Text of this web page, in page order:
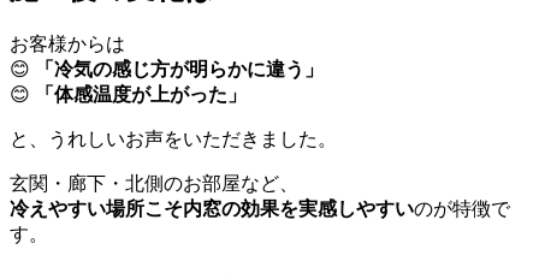
お客様からは
😊
「冷気の感じ方が明らかに違う」
😊
「体感温度が上がった」
と、うれしいお声をいただきました。
玄関・廊下・北側のお部屋など、
冷えやすい場所こそ内窓の効果を実感しやすいのが特徴で
す。